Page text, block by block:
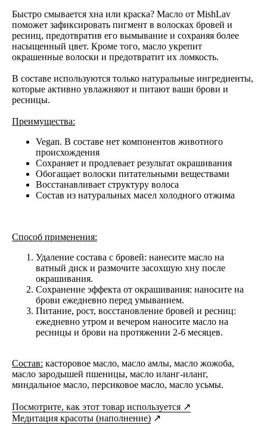
Быстро смывается хна или краска? Масло от MishLav
поможет зафиксировать пигмент в волосках бровей и
ресниц, предотвратив его вымывание и сохраняя более
насыщенный цвет. Кроме того, масло укрепит
окрашенные волоски и предотвратит их ломкость.
В составе используются только натуральные ингредиенты,
которые активно увлажняют и питают ваши брови и
ресницы.
Преимущества:
Vegan. В составе нет компонентов животного
происхождения
Сохраняет и продлевает результат окрашивания
Обогащает волоски питательными веществами
Восстанавливает структуру волоса
Состав из натуральных масел холодного отжима
Способ применения:
Удаление состава с бровей: нанесите масло на
ватный диск и размочите засохшую хну после
окрашивания.
Сохранение эффекта от окрашивания: наносите на
брови ежедневно перед умыванием.
Питание, рост, восстановление бровей и ресниц:
ежедневно утром и вечером наносите масло на
ресницы и брови на протяжении 2-6 месяцев.
Состав: касторовое масло, масло амлы, масло жожоба,
масло зародышей пшеницы, масло иланг-иланг,
миндальное масло, персиковое масло, масло усьмы.
Посмотрите, как этот товар используется ↗
Медитация красоты (наполнение) ↗